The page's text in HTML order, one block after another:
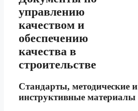
управлению
качеством и
обеспечению
качества в
строительстве
Стандарты, методические и
инструктивные материалы